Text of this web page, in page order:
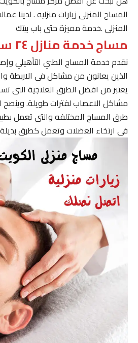
المساج المنزلى زيارات منزليه . لدينا
المنزلى .خدمة مميزة حتى باب بيتك
مساج خدمة منازل ٢٤ ساعة الكويت
نقدم خدمة المساج الطبي التأهيلي
الذين يعانون من مشاكل فى الاربطة
يعتبر من افضل الطرق العلاجية التى
مشاكل الاعصاب لفترات طويلة. وينصح
طرق المساج المختلفه والتى تعمل
فى ارتخاء العضلات وتعمل كطرق بديلة